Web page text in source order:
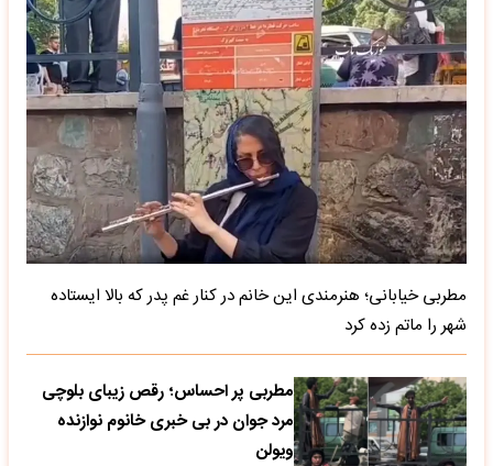
مطربی خیابانی؛ هنرمندی این خانم در کنار غم پدر که بالا ایستاده
شهر را ماتم زده کرد
مطربی پر احساس؛ رقص زیبای بلوچی
مرد جوان در بی خبری خانوم نوازنده
ویولن